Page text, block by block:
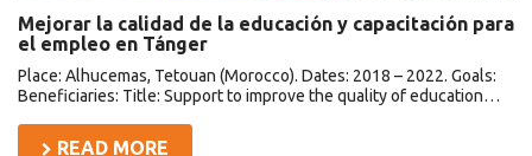
Mejorar la calidad de la educación y capacitación para
el empleo en Tánger
Place: Alhucemas, Tetouan (Morocco). Dates: 2018 – 2022. Goals:
Beneficiaries: Title: Support to improve the quality of education…
READ MORE